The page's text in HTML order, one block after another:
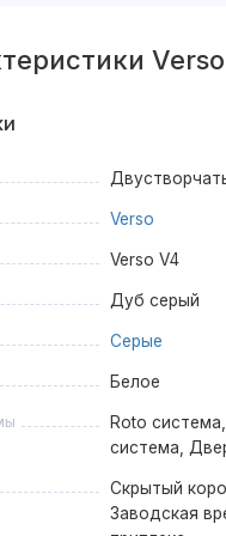
Verso
Verso V4
Дуб серый
Серые
Белое
Roto
система,
Скрытый
Заводская